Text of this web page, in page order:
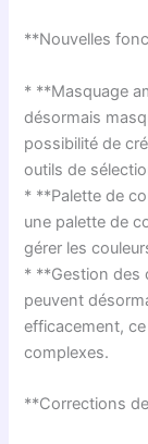
**Nouvelles
* **Masquage
désormais
possibilité de
outils de
* **Palette de
une palette de
gérer les
* **Gestion des
peuvent
efficacement,
complexes.
**Corrections